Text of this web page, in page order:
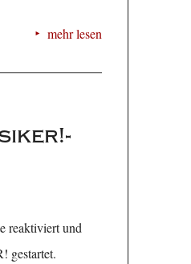
mehr lesen
reaktiviert und
gestartet.